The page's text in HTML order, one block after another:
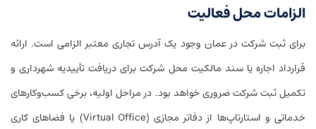
الزامات محل فعالیت
برای ثبت شرکت در عمان وجود یک آدرس تجاری معتبر الزامی است. ارائه
قرارداد اجاره یا سند مالکیت محل شرکت برای دریافت تأییدیه شهرداری و
تکمیل ثبت شرکت ضروری خواهد بود. در مراحل اولیه، برخی کسب‌وکارهای
خدماتی و استارتاپ‌ها از دفاتر مجازی (Virtual Office) یا فضاهای کاری